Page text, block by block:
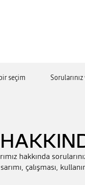
seçim Sorularınız
hakkında
çalışması,